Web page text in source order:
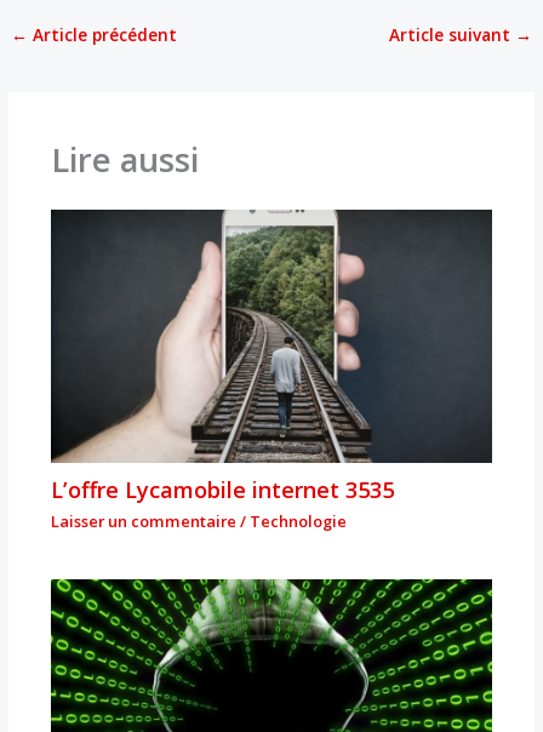
← Article précédent Article suivant →
Lire aussi
L’offre Lycamobile internet 3535
Laisser un commentaire / Technologie